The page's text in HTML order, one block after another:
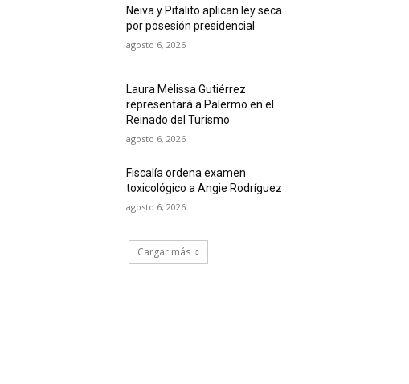
Neiva y Pitalito aplican ley seca
por posesión presidencial
agosto 6, 2026
Laura Melissa Gutiérrez
representará a Palermo en el
Reinado del Turismo
agosto 6, 2026
Fiscalía ordena examen
toxicológico a Angie Rodríguez
agosto 6, 2026
Cargar más